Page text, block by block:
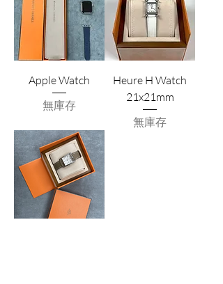
Apple Watch
無庫存
Heure H Watch
21x21mm
無庫存